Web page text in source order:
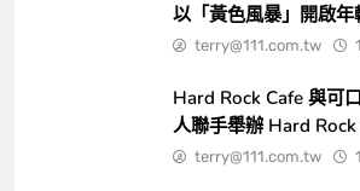
以「黃色風暴」開啟年
terry@111.com.tw
Hard Rock Cafe 與可
人聯手舉辦 Hard
terry@111.com.tw